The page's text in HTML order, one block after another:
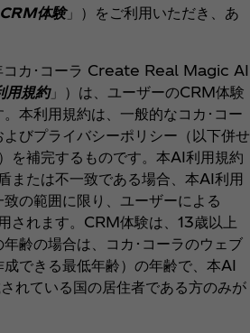
CRM体験」）をご利用いただき、あ
カ･コーラ Create Real Magic AI
用規約」）は、ユーザーのCRM体験
本利用規約は、一般的なコカ･コー
びプライバシーポリシー（以下併せ
を補完するものです。本AI利用規約
または不一致である場合、本AI利用
の範囲に限り、ユーザーによる
されます。CRM体験は、13歳以上
年齢の場合は、コカ･コーラのウェブ
できる最低年齢）の年齢で、本AI
れている国の居住者である方のみが